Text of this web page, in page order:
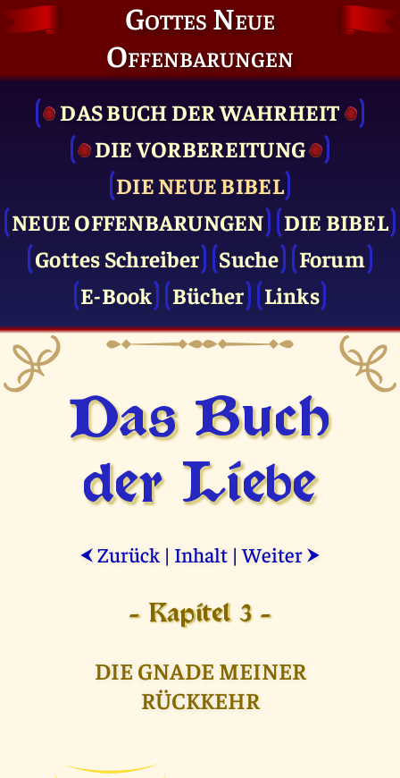
Gottes Neue
Offenbarungen
DAS BUCH DER WAHRHEIT
DIE VOR­BEREITUNG
DIE NEUE BIBEL
NEUE OFFENBARUNGEN
DIE BIBEL
Gottes Schreiber
Suche
Forum
E-Book
Bücher Links
Das Buch
der Liebe
⮜ Zurück | Inhalt |Weiter ⮞
- Kapitel 3 -
DIE GNADE MEINER
RÜCKKEHR